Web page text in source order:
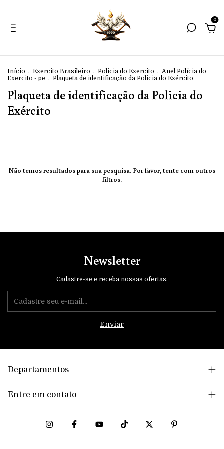
0
Início . Exercito Brasileiro . Policia do Exercito . Anel Polícia do
Exercito - pe . Plaqueta de identificação da Policia do Exército
Plaqueta de identificação da Policia do
Exército
Não temos resultados para sua pesquisa. Por favor, tente com outros
filtros.
Newsletter
Cadastre-se e receba nossas ofertas.
Departamentos
Entre em contato